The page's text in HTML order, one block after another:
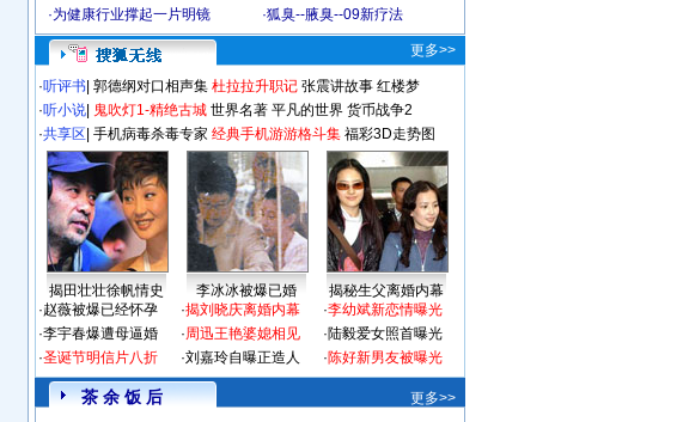
·为健康行业撑起一片明镜 ·狐臭--腋臭--09新疗法
更多>>
·听评书 郭德纲对口相声集 杜拉拉升职记 张震讲故事 红楼梦
·听小说 鬼吹灯1-精绝古城 世界名著 平凡的世界 货币战争2
·共享区 手机病毒杀毒专家 经典手机游游格斗集 福彩3D走势图
揭田壮壮徐帆情史 李冰冰被爆已婚
揭秘生父离婚内幕
·赵薇被爆已经怀孕
·李宇春爆遭母逼婚
·圣诞节明信片八折
·揭刘晓庆离婚内幕
·周迅王艳婆媳相见
·刘嘉玲自曝正造人
·李幼斌新恋情曝光
·陆毅爱女照首曝光
·陈好新男友被曝光
茶 余 饭 后
更多>>